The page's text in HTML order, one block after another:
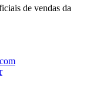
de vendas da